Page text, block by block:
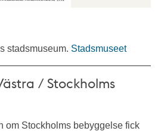
stadsmuseum. Stadsmuseet
/ Stockholms
om Stockholms bebyggelse fick